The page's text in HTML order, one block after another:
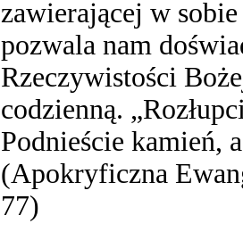
zawierającej w
pozwala nam
Rzeczywistości
codzienną.
Podnieście kamień,
(Apokryficzna
77)